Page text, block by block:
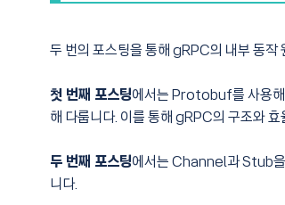
두 번의 포스팅을 통해 gRPC의 내부 동작
첫 번째 포스팅에서는 Protobuf를 사용해
해 다룹니다. 이를 통해 gRPC의 구조와
두 번째 포스팅에서는 Channel과 Stub을
니다.